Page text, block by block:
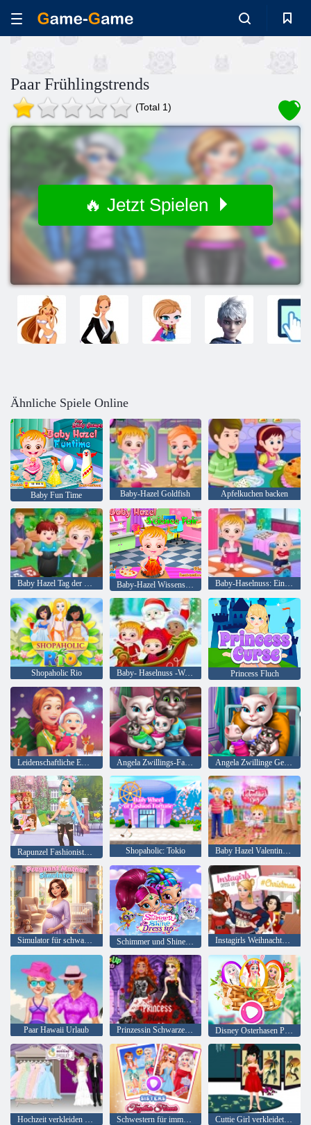
Paar Frühlingstrends
(Total 1)
🔥 Jetzt Spielen
Ähnliche Spiele Online
Baby Fun Time Baby-Hazel Goldfish Apfelkuchen backen
Baby Hazel Tag der Erde Baby-Hazel Wissenschaft Fair Play Baby-Haselnuss: Ein Tag im Kindergarten
Shopaholic Rio Baby- Haselnuss -Weihnachtsüberraschung Princess Fluch
Leidenschaftliche Emily's New Beginning Christmas Edition Angela Zwillings-Familien-Tag Angela Zwillinge Geburt
Shopaholic: Tokio Baby Hazel Valentinstag
Simulator für schwangere Mütter Schimmer und Shine Dress up Instagirls Weihnachtskleid
Paar Hawaii Urlaub Prinzessin Schwarzes Hochzeitskleid Disney Osterhasen Party
Hochzeit verkleiden sich Schwestern für immer zusammen Cuttie Girl verkleidet sich